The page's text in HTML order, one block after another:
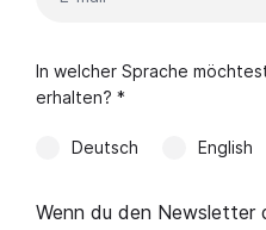
In welcher Sprache
erhalten? *
Deutsch English
Wenn du den Newsletter